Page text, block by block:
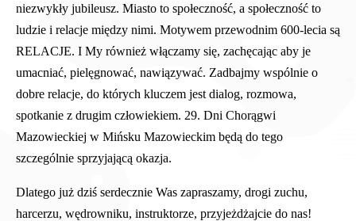
niezwykły jubileusz. Miasto to społeczność, a społeczność to
ludzie i relacje między nimi. Motywem przewodnim 600-lecia są
RELACJE. I My również włączamy się, zachęcając aby je
umacniać, pielęgnować, nawiązywać. Zadbajmy wspólnie o
dobre relacje, do których kluczem jest dialog, rozmowa,
spotkanie z drugim człowiekiem. 29. Dni Chorągwi
Mazowieckiej w Mińsku Mazowieckim będą do tego
szczególnie sprzyjającą okazja.
Dlatego już dziś serdecznie Was zapraszamy, drogi zuchu,
harcerzu, wędrowniku, instruktorze, przyjeżdżajcie do nas!